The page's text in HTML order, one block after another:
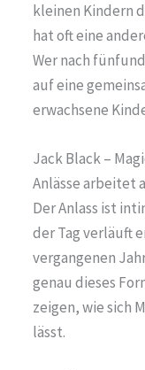
kleinen Kindern
hat oft eine
Wer nach
auf eine
erwachsene
Jack Black –
Anlässe arbeitet
Der Anlass ist
der Tag verläuft
vergangenen
genau dieses
zeigen, wie sich
lässt.